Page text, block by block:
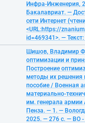
Инфра-Инженерия,
Бакалавриат. —
сети Интернет
<URL:https://
id=469341>. —
Шишов, Владимир
оптимизации и
Построение
методы их решения
пособие / Военная
материально-
им. генерала армии
Пенза. — 1. —
2025. — 276 с. — ВО